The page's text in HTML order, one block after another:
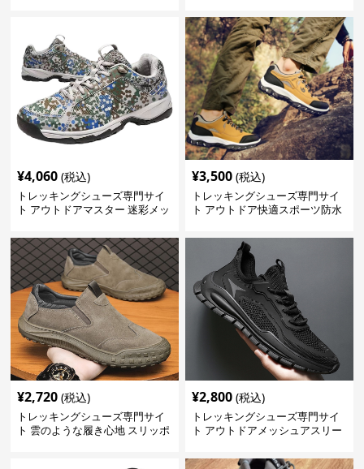
¥4,060 (税込)
トレッキングシューズ専門サイ
ト アウトドアマスター 迷彩メッ
¥3,500 (税込)
トレッキングシューズ専門サイ
ト アウトドア快適スポーツ防水
¥2,720 (税込)
トレッキングシューズ専門サイ
ト 雲のような履き心地 スリッポ
¥2,800 (税込)
トレッキングシューズ専門サイ
ト アウトドアメッシュアスリー